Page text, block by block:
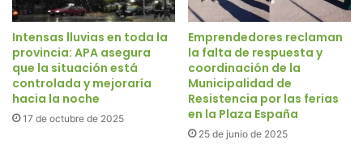
Intensas lluvias en toda la
provincia: APA asegura
que la situación está
controlada y mejoraría
hacia la noche
17 de octubre de 2025
Emprendedores reclaman
la falta de respuesta y
coordinación de la
Municipalidad de
Resistencia por las ferias
en la Plaza España
25 de junio de 2025